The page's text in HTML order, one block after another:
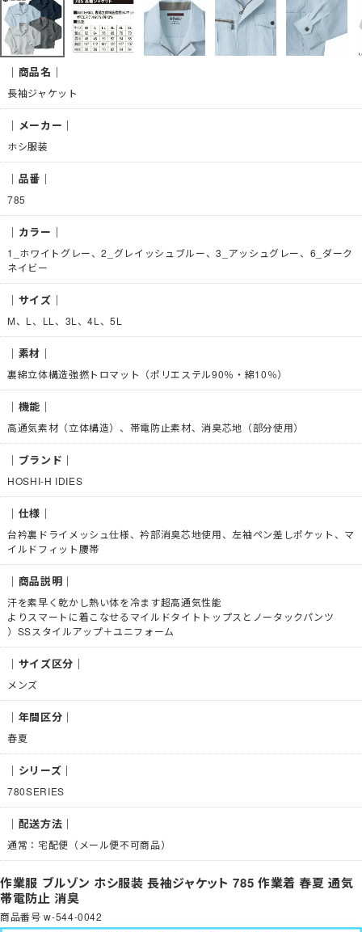
｜商品名｜
長袖ジャケット
｜メーカー｜
ホシ服装
｜品番｜
785
｜カラー｜
1_ホワイトグレー、2_グレイッシュブルー、3_アッシュグレー、6_ダーク
ネイビー
｜サイズ｜
M、L、LL、3L、4L、5L
｜素材｜
裏綿立体構造強撚トロマット（ポリエステル90％・綿10％）
｜機能｜
高通気素材（立体構造）、帯電防止素材、消臭芯地（部分使用）
｜ブランド｜
HOSHI-H IDIES
｜仕様｜
台衿裏ドライメッシュ仕様、衿部消臭芯地使用、左袖ペン差しポケット、マ
イルドフィット腰帯
｜商品説明｜
汗を素早く乾かし熱い体を冷ます超高通気性能
よりスマートに着こなせるマイルドタイトトップスとノータックパンツ
）SSスタイルアップ＋ユニフォーム
｜サイズ区分｜
メンズ
｜年間区分｜
春夏
｜シリーズ｜
780SERIES
｜配送方法｜
通常：宅配便（メール便不可商品）
作業服 ブルゾン ホシ服装 長袖ジャケット 785 作業着 春夏 通気
帯電防止 消臭
商品番号 w-544-0042